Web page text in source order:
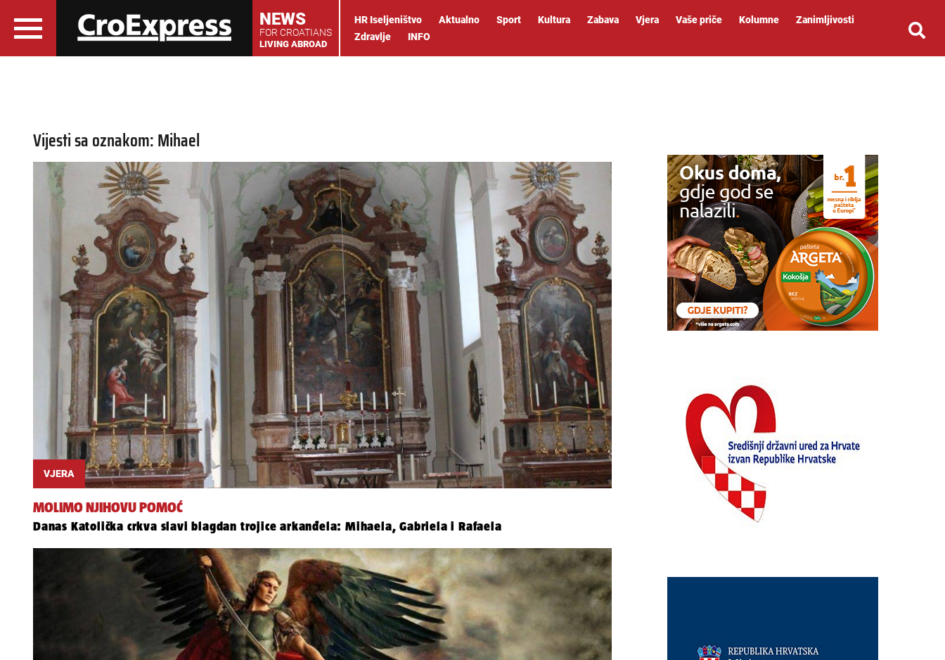
NEWS
FOR CROATIANS
LIVING ABROAD
HR Iseljeništvo Aktualno Sport Kultura Zabava Vjera Vaše priče Kolumne
Zanimljivosti
Zdravlje
INFO
Vijesti sa oznakom: Mihael
VJERA
MOLIMO NJIHOVU POMOĆ
Danas Katolička crkva slavi blagdan trojice arkanđela: Mihaela, Gabriela i Rafaela